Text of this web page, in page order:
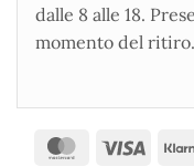
dalle 8 alle 18.
momento del ritiro.